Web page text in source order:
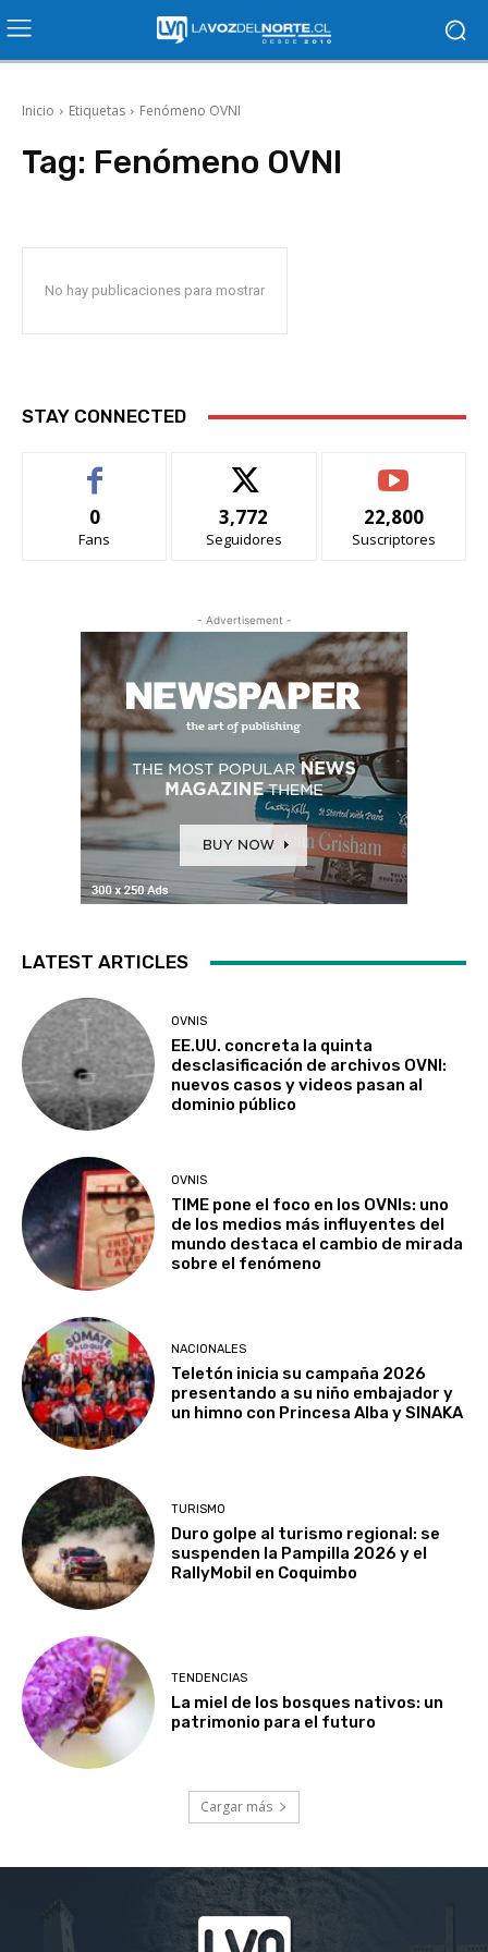
Inicio Etiquetas Fenómeno OVNI
Tag: Fenómeno OVNI
No hay publicaciones para mostrar
STAY CONNECTED
0
Fans
3,772
Seguidores
22,800
Suscriptores
- Advertisement -
LATEST ARTICLES
OVNIS
EE.UU. concreta la quinta
desclasificación de archivos OVNI:
nuevos casos y videos pasan al
dominio público
OVNIS
TIME pone el foco en los OVNIs: uno
de los medios más influyentes del
mundo destaca el cambio de mirada
sobre el fenómeno
NACIONALES
Teletón inicia su campaña 2026
presentando a su niño embajador y
un himno con Princesa Alba y SINAKA
TURISMO
Duro golpe al turismo regional: se
suspenden la Pampilla 2026 y el
RallyMobil en Coquimbo
TENDENCIAS
La miel de los bosques nativos: un
patrimonio para el futuro
Cargar más